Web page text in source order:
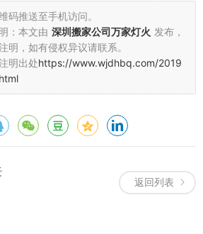
码推送至手机访问。
：本文由 深圳搬家公司万家灯火 发布，
明，如有侵权异议请联系。
明出处https://www.wjdhbq.com/2019
返回列表